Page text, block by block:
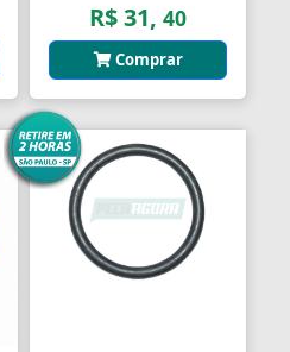
R$ 31, 40
Comprar